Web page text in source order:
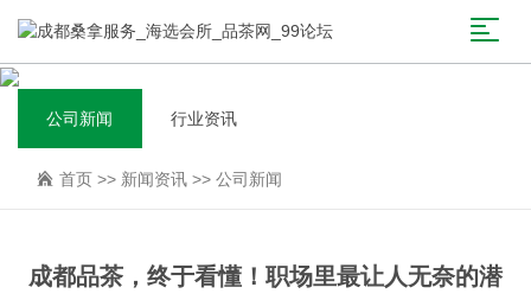
公司新闻 行业资讯
首页 >> 新闻资讯 >> 公司新闻
成都品茶，终于看懂！职场里最让人无奈的潜